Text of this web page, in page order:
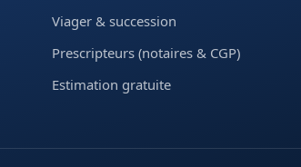
Viager & succession
Prescripteurs (notaires & CGP)
Estimation gratuite